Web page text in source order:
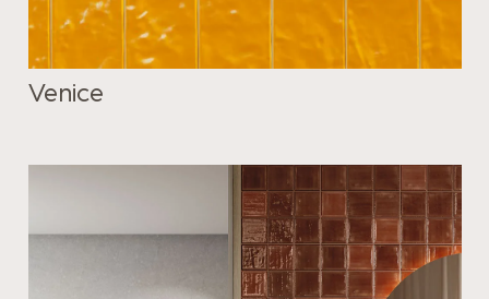
Venice